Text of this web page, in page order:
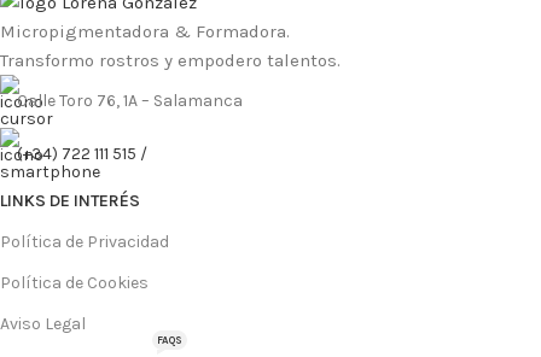
Micropigmentadora & Formadora.
Transformo rostros y empodero talentos.
Calle Toro 76, 1A – Salamanca
(+34) 722 111 515 /
LINKS DE INTERÉS
Política de Privacidad
Política de Cookies
Aviso Legal
FAQS